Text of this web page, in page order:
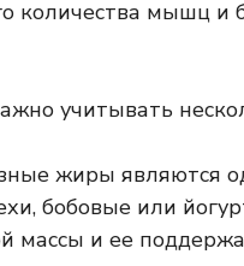
количества мышц и
учитывать
жиры являются
бобовые или
массы и ее